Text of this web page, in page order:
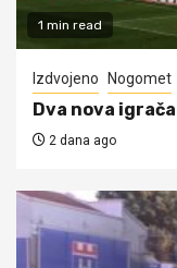
1 min read
Izdvojeno Nogomet
Dva nova
2 dana ago